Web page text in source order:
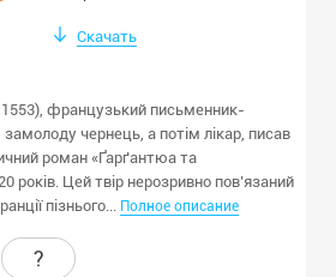
Скачать
французький письменник-
чернець, а потім лікар, писав
роман «Ґарґантюа та
років. Цей твір нерозривно пов’язаний
пізнього... Полное описание
?